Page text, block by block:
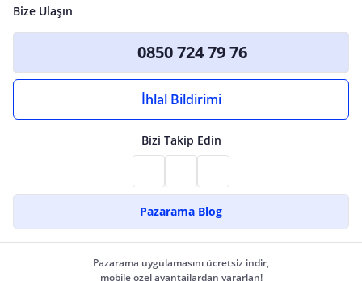
Bize Ulaşın
0850 724 79 76
İhlal Bildirimi
Bizi Takip Edin
Pazarama Blog
Pazarama uygulamasını ücretsiz indir,
mobile özel avantajlardan yararlan!